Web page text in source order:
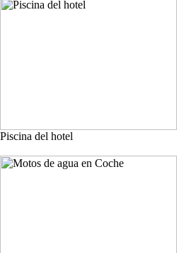
Piscina del hotel